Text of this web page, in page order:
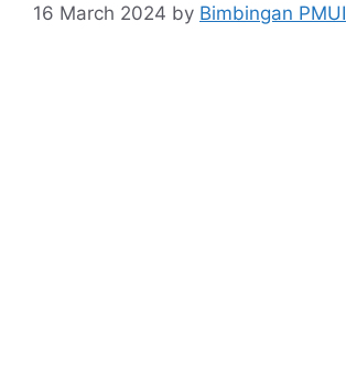
16 March 2024 by Bimbingan PMUI